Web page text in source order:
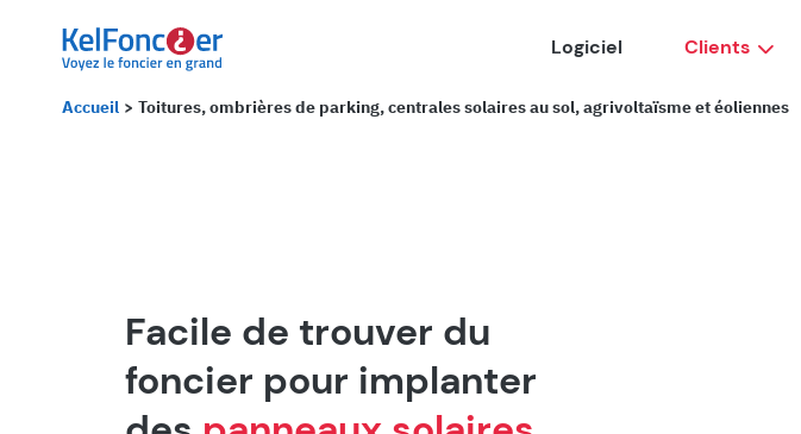
Logiciel Clients
Accueil Toitures, ombrières de parking, centrales solaires au sol, agrivoltaïsme et éoliennes
Facile de trouver du
foncier pour implanter